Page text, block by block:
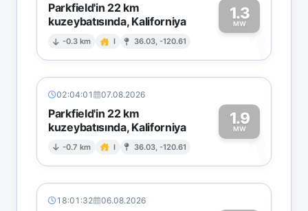
Parkfield'in 22 km
kuzeybatısında, Kaliforniya
-0.3 km I 36.03, -120.61
1.3
MW1
02:04:01 07.08.2026
Parkfield'in 22 km
kuzeybatısında, Kaliforniya
-0.7 km I 36.03, -120.61
1.9
MW1
18:01:32 06.08.2026